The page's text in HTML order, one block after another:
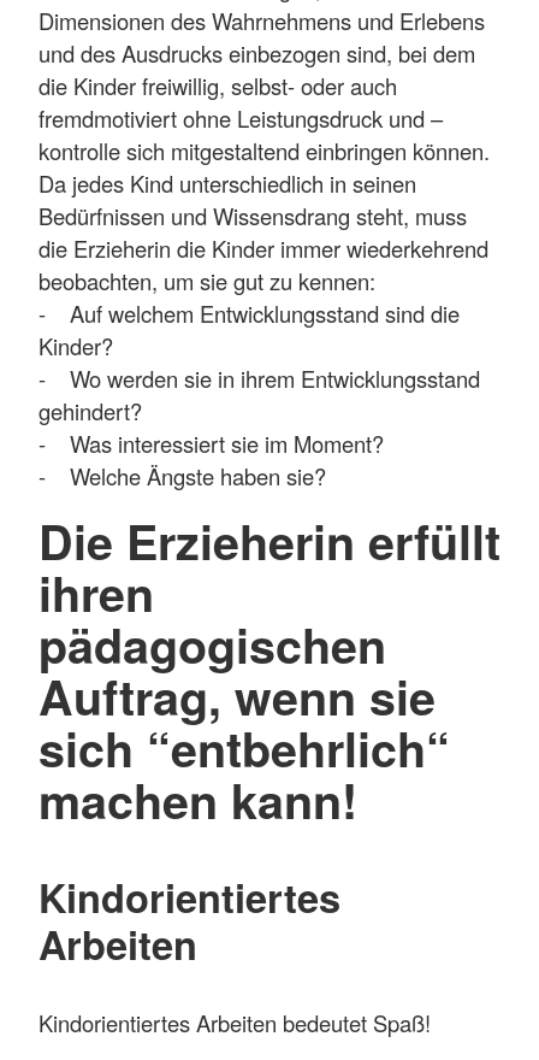
Dimensionen des Wahrnehmens und Erlebens
und des Ausdrucks einbezogen sind, bei dem
die Kinder freiwillig, selbst- oder auch
fremdmotiviert ohne Leistungsdruck und –
kontrolle sich mitgestaltend einbringen können.
Da jedes Kind unterschiedlich in seinen
Bedürfnissen und Wissensdrang steht, muss
die Erzieherin die Kinder immer wiederkehrend
beobachten, um sie gut zu kennen:
- Auf welchem Entwicklungsstand sind die
Kinder?
- Wo werden sie in ihrem Entwicklungsstand
gehindert?
- Was interessiert sie im Moment?
- Welche Ängste haben sie?
Die Erzieherin erfüllt
ihren
pädagogischen
Auftrag, wenn sie
sich “entbehrlich“
machen kann!
Kindorientiertes
Arbeiten
Kindorientiertes Arbeiten bedeutet Spaß!